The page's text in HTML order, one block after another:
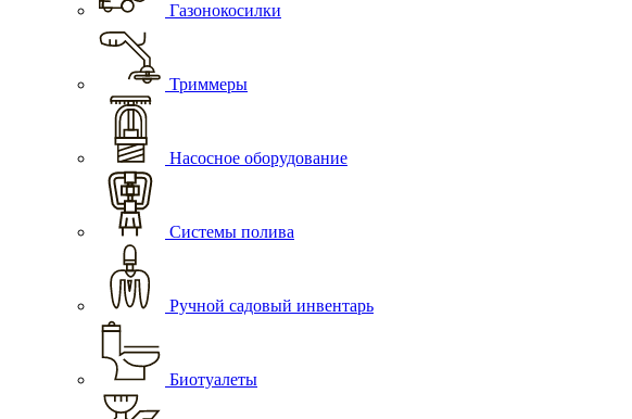
Газонокосилки
Триммеры
Насосное оборудование
Системы полива
Ручной садовый инвентарь
Биотуалеты